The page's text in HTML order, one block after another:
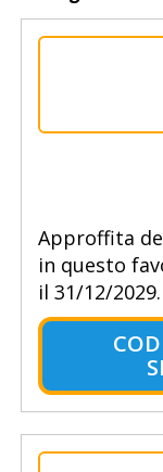
Approffita
in questo
il 31/12/2029.